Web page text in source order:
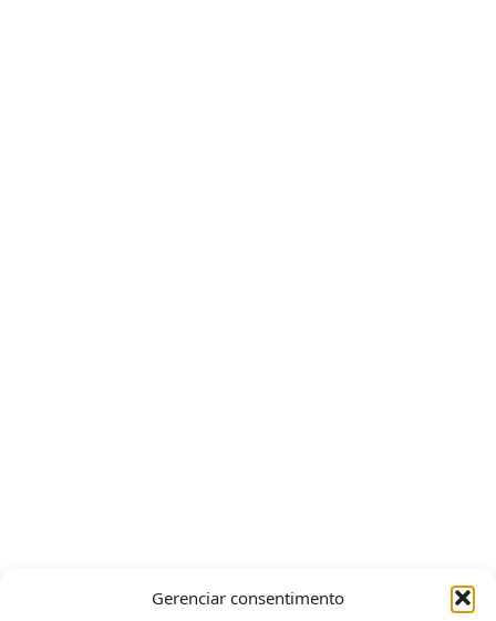
Gerenciar consentimento